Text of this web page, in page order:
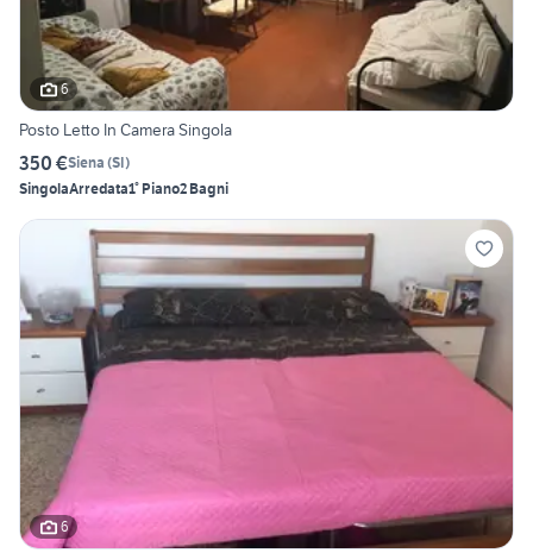
6
Posto Letto In Camera Singola
350 €Siena (SI)
SingolaArredata1° Piano2 Bagni
6